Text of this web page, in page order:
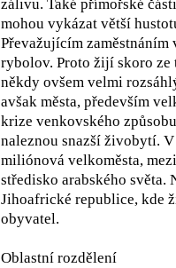
zálivu. Také přímořské
mohou vykázat větší
Převažujícím
rybolov. Proto žijí skoro
někdy ovšem velmi
avšak města, především
krize venkovského
naleznou snazší živobytí.
miliónová velkoměsta,
středisko arabského světa.
Jihoafrické republice, kde
obyvatel.
Oblastní rozdělení